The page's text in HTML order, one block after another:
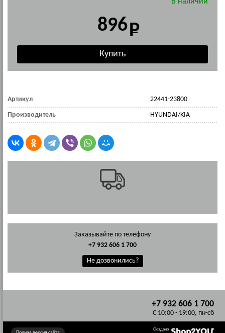
896
Артикул 22441-23800
Производитель HYUNDAI/KIA
Заказывайте по телефону
+7 932 606 1 700
Не дозвонились?
+7 932 606 1 700
C 10:00 - 19:00, пн-сб
Создано